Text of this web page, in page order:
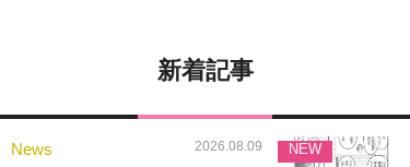
新着記事
News 2026.08.09 NEW